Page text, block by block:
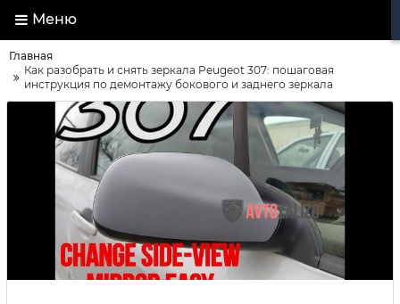
Меню
Главная
Как разобрать и снять зеркала Peugeot 307: пошаговая
инструкция по демонтажу бокового и заднего зеркала